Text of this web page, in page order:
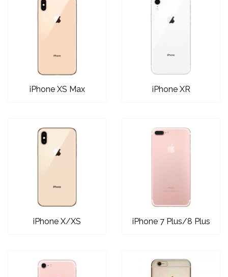
iPhone XS Max iPhone XR
iPhone X/XS iPhone 7 Plus/8 Plus